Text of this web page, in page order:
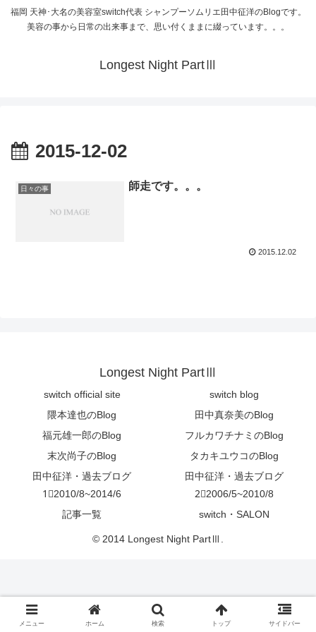
福岡 天神･大名の美容室switch代表 シャンプーソムリエ田中征洋のBlogです。
美容の事から日常の出来事まで、思い付くままに綴っています。。。
Longest Night PartⅢ
2015-12-02
日々の事 師走です。。。
2015.12.02
Longest Night PartⅢ
switch official site
switch blog
隈本達也のBlog
田中真奈美のBlog
福元雄一郎のBlog
フルカワチナミのBlog
末次尚子のBlog
タカキユウコのBlog
田中征洋・過去ブログ
1⃣2010/8~2014/6
田中征洋・過去ブログ
2⃣2006/5~2010/8
記事一覧
switch・SALON
© 2014 Longest Night PartⅢ.
メニュー ホーム 検索 トップ サイドバー